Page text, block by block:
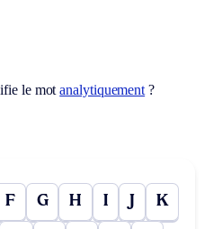
le motanalytiquement ?
F G H I J K